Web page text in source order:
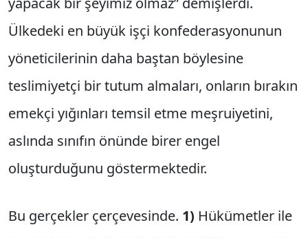
Ülkedeki en büyük işçi konfederasyonunun
yöneticilerinin daha baştan böylesine
teslimiyetçi bir tutum almaları, onların bırakın
emekçi yığınları temsil etme meşruiyetini,
aslında sınıfın önünde birer engel
oluşturduğunu göstermektedir.
Bu gerçekler çerçevesinde. 1) Hükümetler ile